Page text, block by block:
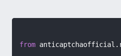
from